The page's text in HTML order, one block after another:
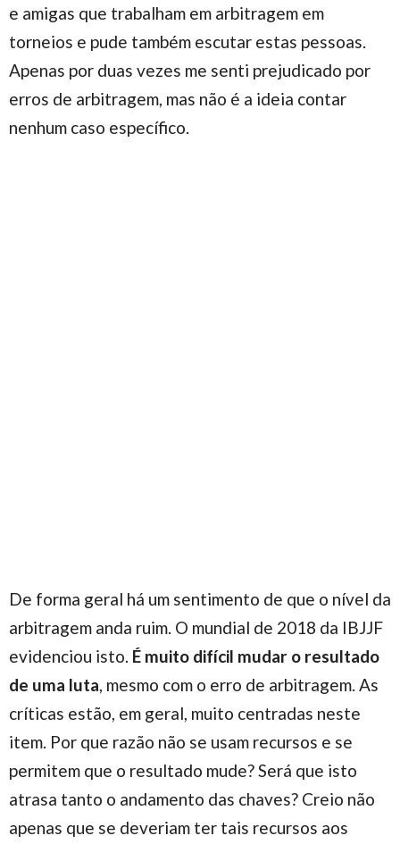
e amigas que trabalham em arbitragem em
torneios e pude também escutar estas pessoas.
Apenas por duas vezes me senti prejudicado por
erros de arbitragem, mas não é a ideia contar
nenhum caso específico.
De forma geral há um sentimento de que o nível da
arbitragem anda ruim. O mundial de 2018 da IBJJF
evidenciou isto. É muito difícil mudar o resultado
de uma luta , mesmo com o erro de arbitragem. As
críticas estão, em geral, muito centradas neste
item. Por que razão não se usam recursos e se
permitem que o resultado mude? Será que isto
atrasa tanto o andamento das chaves? Creio não
apenas que se deveriam ter tais recursos aos